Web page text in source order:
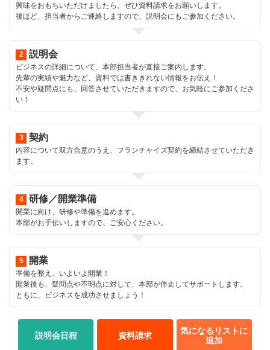
興味をおもちいただけましたら、ぜひ資料請求をお願いします。
後ほど、担当者からご連絡しますので、説明会にもご参加ください。
説明会
ビジネスの詳細について、本部担当者が直接ご案内します。
先輩の実績や魅力など、資料では書ききれない情報をお伝え！
不安や疑問点にも、回答させていただきますので、お気軽にご参加くださ
い！
契約
内容について双方合意のうえ、フランチャイズ契約を締結させていただき
ます。
研修／開業準備
開業に向け、研修や準備を進めます。
本部がお手伝いしますので、ご安心ください。
開業
準備を整え、いよいよ開業！
開業後も、疑問点や不明点に対して、本部が伴走してサポートします。
ともに、ビジネスを成功させましょう！
説明会日程 資料請求
気になるリストに
追加